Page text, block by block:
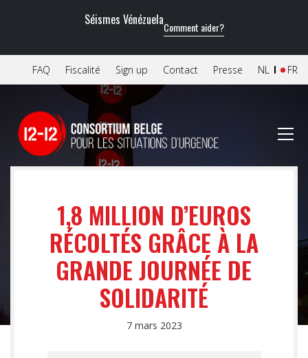
Séismes VénézuelaComment aider?
FAQ Fiscalité Sign up Contact Presse FR
NL
1,8 MILLION D’EUROS
RÉCOLTÉS GRÂCE À LA
GRANDE JOURNÉE DE
SOLIDARITÉ
7 mars 2023